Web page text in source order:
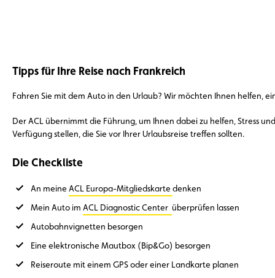
Tipps für Ihre Reise nach Frankreich
Fahren Sie mit dem Auto in den Urlaub? Wir möchten Ihnen helfen,
Der ACL übernimmt die Führung, um Ihnen dabei zu helfen, Stress
Verfügung stellen, die Sie vor Ihrer Urlaubsreise treffen sollten.
Die Checkliste
An meine ACL Europa-Mitgliedskarte denken
Mein Auto im ACL Diagnostic Center überprüfen lassen
Autobahnvignetten besorgen
Eine elektronische Mautbox (Bip&Go) besorgen
Reiseroute mit einem GPS oder einer Landkarte planen